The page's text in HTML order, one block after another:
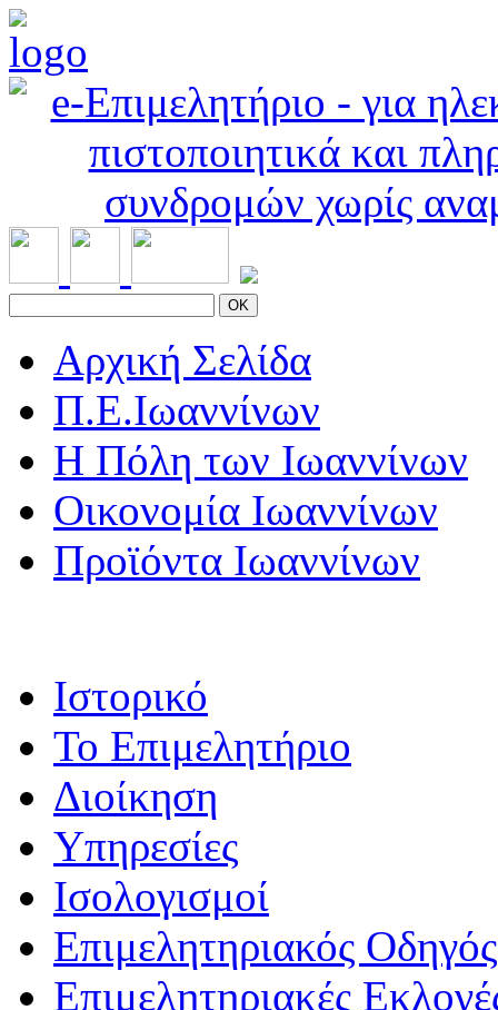
OK
Αρχική Σελίδα
Π.Ε.Ιωαννίνων
Η Πόλη των Ιωαννίνων
Οικονομία Ιωαννίνων
Προϊόντα Ιωαννίνων
Ιστορικό
Το Επιμελητήριο
Διοίκηση
Υπηρεσίες
Ισολογισμοί
Επιμελητηριακός Οδηγός
Επιμελητηριακές